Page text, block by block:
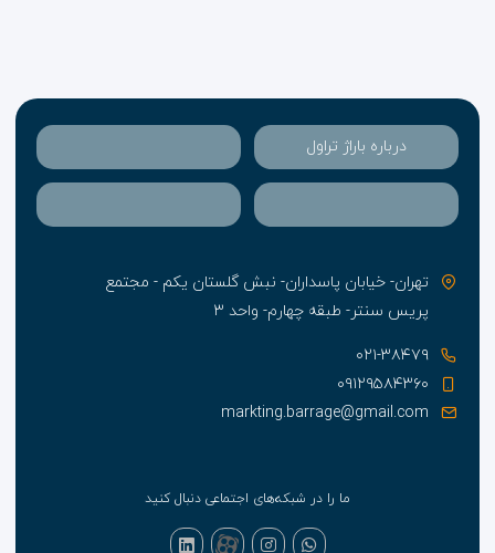
درباره باراژ تراول
تهران- خیابان پاسداران- نبش گلستان یکم - مجتمع
پریس سنتر- طبقه چهارم- واحد ۳
۰۲۱-۳۸۴۷۹
۰۹۱۲۹۵۸۴۳۶۰
markting.barrage@gmail.com
ما را در شبکه‌های اجتماعی دنبال کنید